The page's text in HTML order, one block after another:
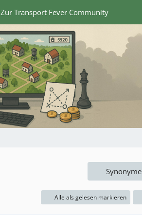
Zur Transport Fever Community
Synonyme
Alle als gelesen markieren